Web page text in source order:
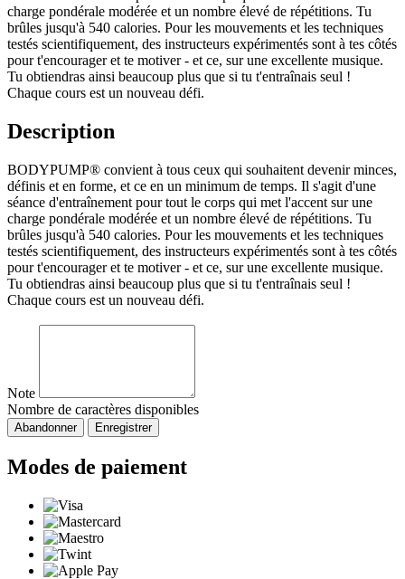
charge pondérale modérée et un nombre élevé de répétitions. Tu
brûles jusqu'à 540 calories. Pour les mouvements et les techniques
testés scientifiquement, des instructeurs expérimentés sont à tes côtés
pour t'encourager et te motiver - et ce, sur une excellente musique.
Tu obtiendras ainsi beaucoup plus que si tu t'entraînais seul !
Chaque cours est un nouveau défi.
Description
BODYPUMP® convient à tous ceux qui souhaitent devenir minces,
définis et en forme, et ce en un minimum de temps. Il s'agit d'une
séance d'entraînement pour tout le corps qui met l'accent sur une
charge pondérale modérée et un nombre élevé de répétitions. Tu
brûles jusqu'à 540 calories. Pour les mouvements et les techniques
testés scientifiquement, des instructeurs expérimentés sont à tes côtés
pour t'encourager et te motiver - et ce, sur une excellente musique.
Tu obtiendras ainsi beaucoup plus que si tu t'entraînais seul !
Chaque cours est un nouveau défi.
Note
Nombre de caractères disponibles
Abandonner Enregistrer
Modes de paiement